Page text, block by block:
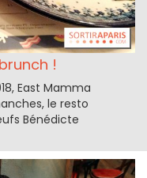
!
East Mamma
le resto
Bénédicte